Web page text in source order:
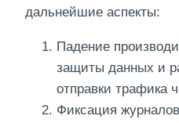
дальнейшие аспекты:
Падение
защиты данных и
отправки трафика
Фиксация